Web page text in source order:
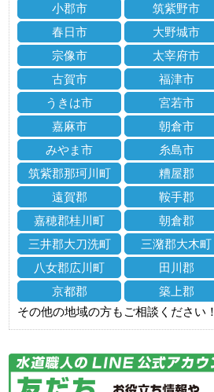
小郡市
筑紫野市
春日市
大野城市
宗像市
太宰府市
古賀市
福津市
うきは市
宮若市
嘉麻市
朝倉市
みやま市
糸島市
筑紫郡那珂川町
糟屋郡
遠賀郡
鞍手郡
嘉穂郡桂川町
朝倉郡
三井郡大刀洗町
三潴郡大木町
八女郡広川町
田川郡
京都郡
築上郡
その他の地域の方もご相談ください！